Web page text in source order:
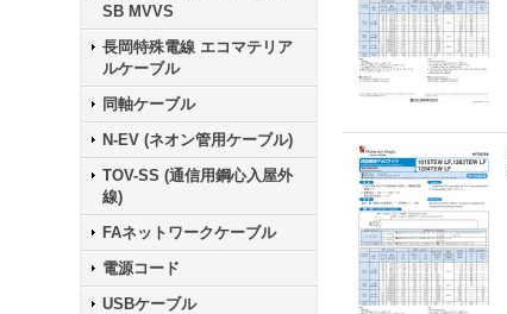
SB MVVS
長岡特殊電線 エコマテリア
ルケーブル
同軸ケーブル
N-EV (ネオン管用ケーブル)
TOV-SS (通信用鋼心入屋外
線)
FAネットワークケーブル
電源コード
USBケーブル